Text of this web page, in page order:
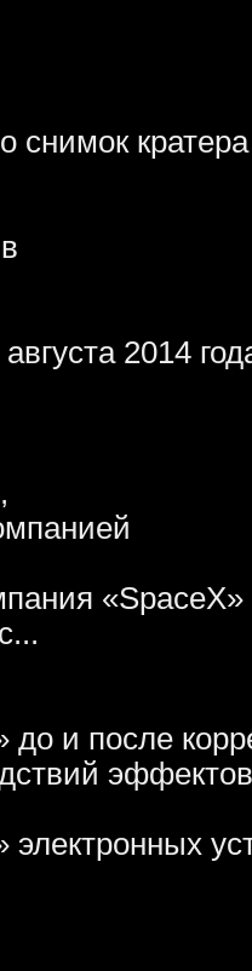
снимок
2014